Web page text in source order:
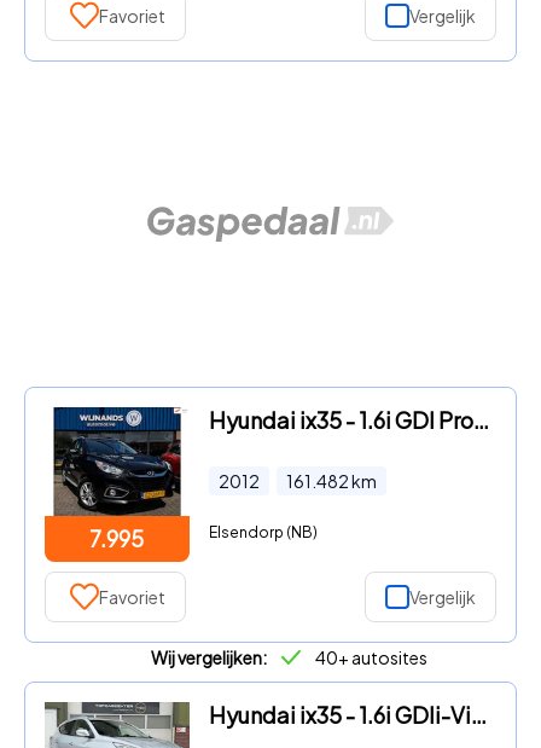
Favoriet Vergelijk
7.995
Hyundai ix35 - 1.6i GDI Pro Trekhaak Stoelvw Clima Cruise Scherm
2012 161.482km
Elsendorp (NB)
Favoriet Vergelijk
Wij vergelijken: 40+ autosites
Hyundai ix35 - 1.6i GDIi-Vision/CAMERA/STOELV/STUURV/PARKS/APK